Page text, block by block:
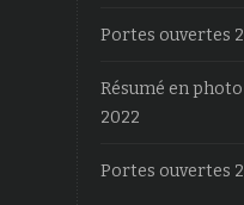
Portes ouvertes
Résumé en
2022
Portes ouvertes